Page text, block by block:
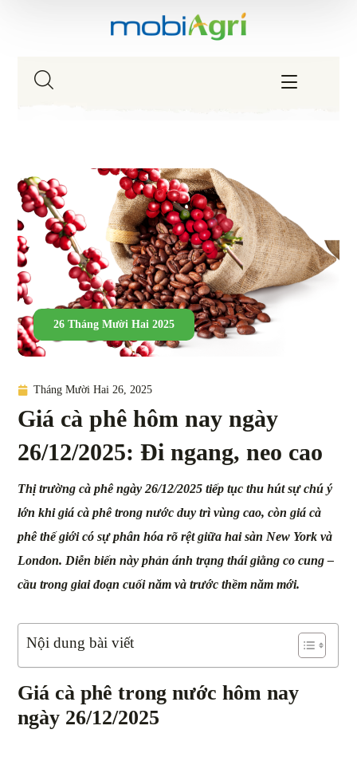
26 Tháng Mười Hai 2025
Tháng Mười Hai 26, 2025
Giá cà phê hôm nay ngày
26/12/2025: Đi ngang, neo cao
Thị trường cà phê ngày 26/12/2025 tiếp tục thu hút sự chú ý
lớn khi giá cà phê trong nước duy trì vùng cao, còn giá cà
phê thế giới có sự phân hóa rõ rệt giữa hai sàn New York và
London. Diễn biến này phản ánh trạng thái giằng co cung –
cầu trong giai đoạn cuối năm và trước thềm năm mới.
Nội dung bài viết
Giá cà phê trong nước hôm nay
ngày 26/12/2025